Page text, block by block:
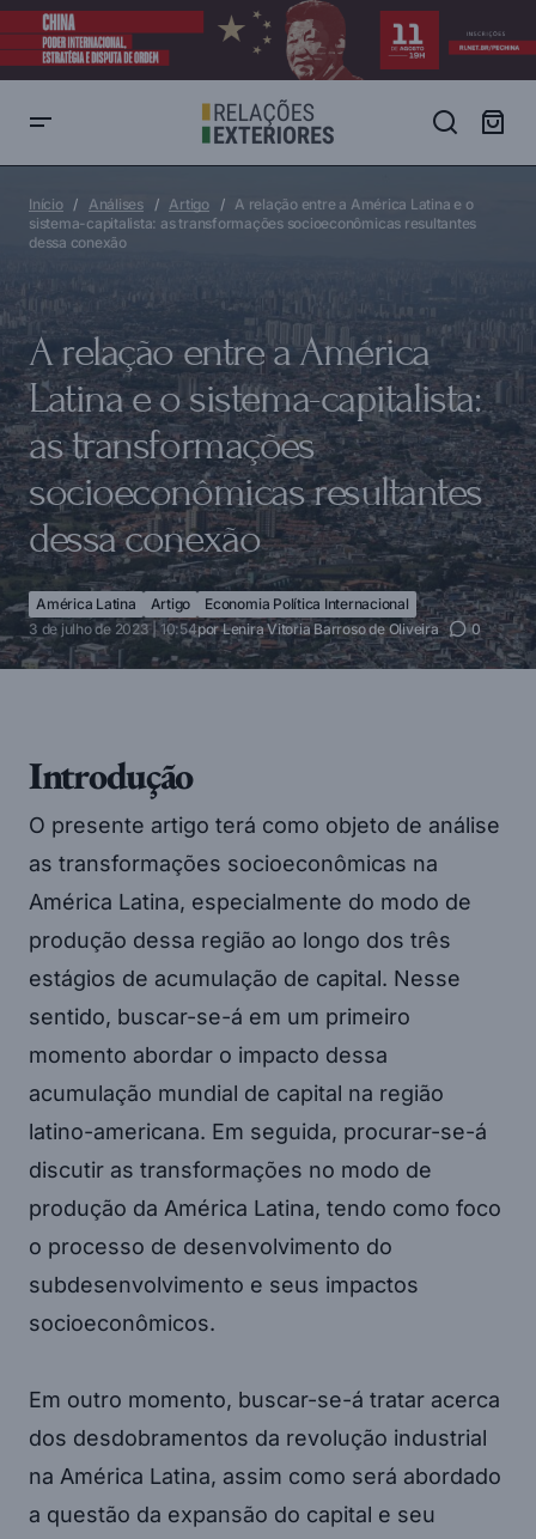
transformações socioeconômicas resultantes dessa conexão
Início Análises Artigo
A relação entre a América Latina e o
sistema-capitalista: as transformações socioeconômicas resultantes
dessa conexão
A relação entre a América
Latina e o sistema-capitalista:
as transformações
socioeconômicas resultantes
dessa conexão
América Latina Artigo
Economia Política Internacional
3 de julho de 2023 | 10:54porLenira Vitoria Barroso de Oliveira 0
Introdução
O presente artigo terá como objeto de análise
as transformações socioeconômicas na
América Latina, especialmente do modo de
produção dessa região ao longo dos três
estágios de acumulação de capital. Nesse
sentido, buscar-se-á em um primeiro
momento abordar o impacto dessa
acumulação mundial de capital na região
latino-americana. Em seguida, procurar-se-á
discutir as transformações no modo de
produção da América Latina, tendo como foco
o processo de desenvolvimento do
subdesenvolvimento e seus impactos
socioeconômicos.
Em outro momento, buscar-se-á tratar acerca
dos desdobramentos da revolução industrial
na América Latina, assim como será abordado
a questão da expansão do capital e seu